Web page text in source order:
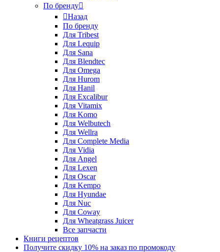
По бренду
Назад
По бренду
Для Tribest
Для Lequip
Для Sana
Для Blendtec
Для Omega
Для Hurom
Для Hanil
Для Excalibur
Для Vitamix
Для Komo
Для Welbutech
Для Wellra
Для Complete Media
Для Vidia
Для Angel
Для Lexen
Для Oscar
Для Kempo
Для Hyundae
Для Nuc
Для Coway
Для Wheatgrass Juicer
Все запчасти
Книги рецептов
Получите скидку 10% на заказ по промокоду